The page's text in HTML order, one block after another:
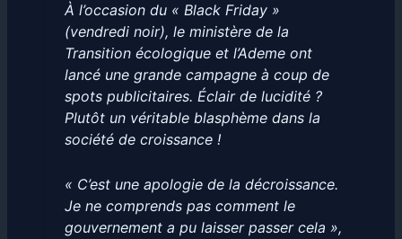
À l’occasion du « Black Friday »
(vendredi noir), le ministère de la
Transition écologique et l’Ademe ont
lancé une grande campagne à coup de
spots publicitaires. Éclair de lucidité ?
Plutôt un véritable blasphème dans la
société de croissance !
« C’est une apologie de la décroissance.
Je ne comprends pas comment le
gouvernement a pu laisser passer cela »,